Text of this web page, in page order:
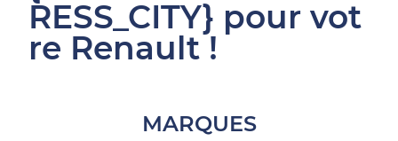
RESS_CITY} pour vot
re Renault !
MARQUES